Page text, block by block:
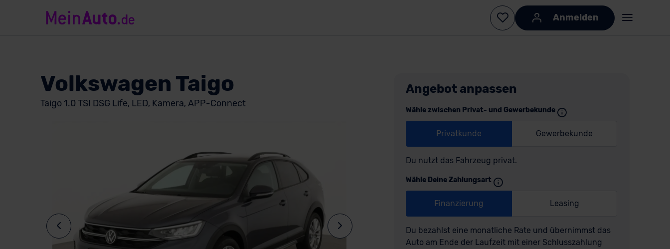
Anmelden
Volkswagen Taigo
Taigo 1.0 TSI DSG Life, LED, Kamera, APP-Connect
Angebot anpassen
Wähle zwischen Privat- und Gewerbekunde
Privatkunde Gewerbekunde
Du nutzt das Fahrzeug privat.
Wähle Deine Zahlungsart
Finanzierung Leasing
Du bezahlst eine monatliche Rate und übernimmst das
Auto am Ende der Laufzeit mit einer Schlusszahlung